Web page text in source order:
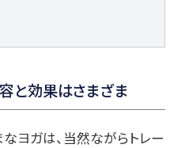
と効果はさまざま
ヨガは、当然ながらトレー